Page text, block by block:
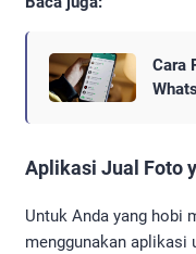
Cara
Aplikasi Jual Foto
Untuk Anda yang hobi
menggunakan aplikasi